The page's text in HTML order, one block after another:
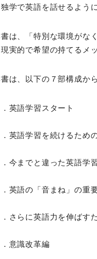
独学で英語を話せるよう
は、 「特別な環境がな
実的で希望の持てるメ
は、以下の ７部構成か
．英語学習スタート
．英語学習を続けるため
．今までと違った英語学
．英語の「音まね」の重
．さらに英語力を伸ばす
．意識改革編